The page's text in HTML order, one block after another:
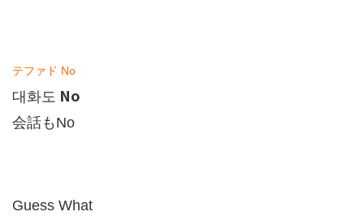
テファド No
대화도 No
会話も No
Guess What